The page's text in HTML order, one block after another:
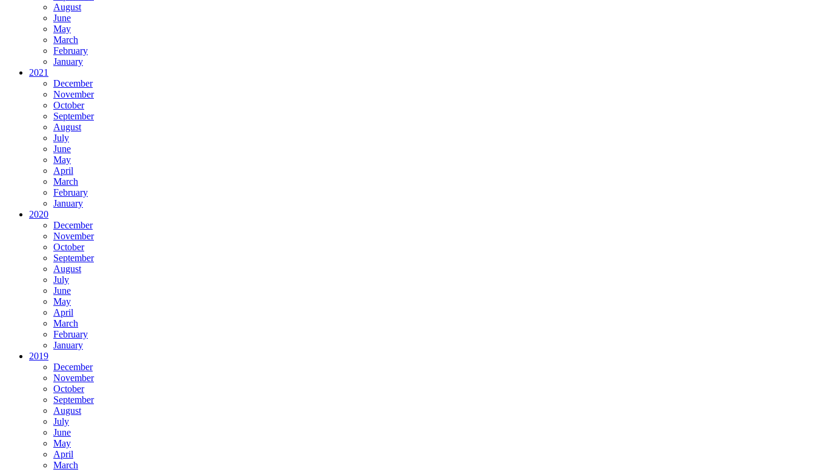
August
June
May
March
February
January
2021
December
November
October
September
August
July
June
May
April
March
February
January
2020
December
November
October
September
August
July
June
May
April
March
February
January
2019
December
November
October
September
August
July
June
May
April
March